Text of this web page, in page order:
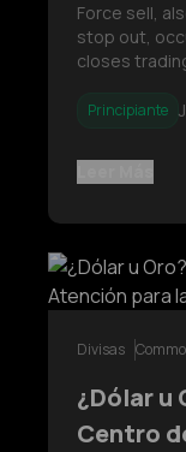
Can
Force sell,
stop out,
closes
Principiante
Divisas
¿Dólar u
Centro